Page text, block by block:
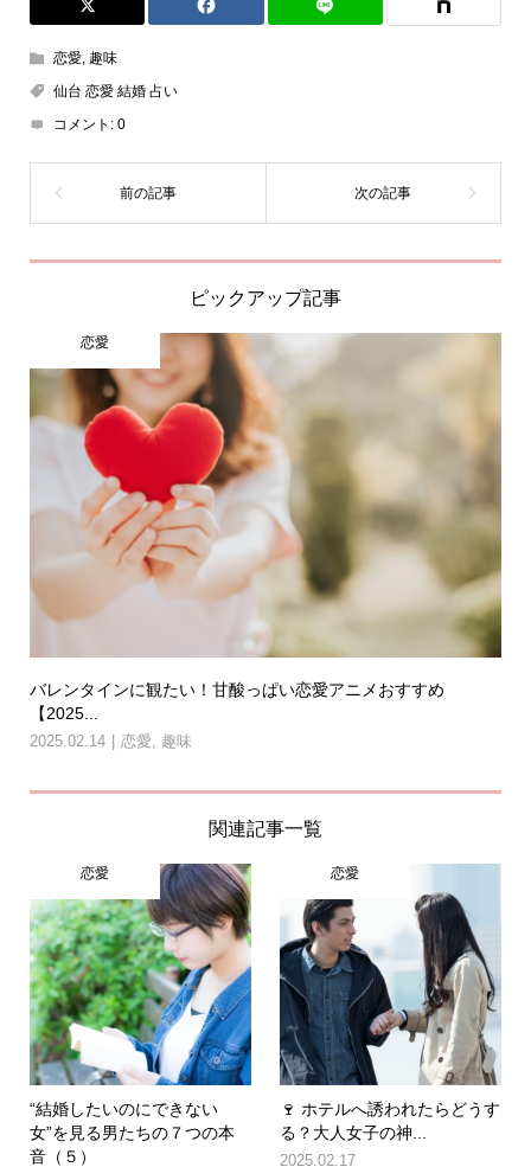
恋愛, 趣味
仙台 恋愛 結婚 占い
コメント: 0
ピックアップ記事
恋愛
バレンタインに観たい！甘酸っぱい恋愛アニメおすすめ
【2025...
2025.02.14 恋愛 趣味
関連記事一覧
恋愛
“結婚したいのにできない
女”を見る男たちの７つの本
音（５）
恋愛
🍷 ホテルへ誘われたらどうす
る？大人女子の神...
2025.02.17